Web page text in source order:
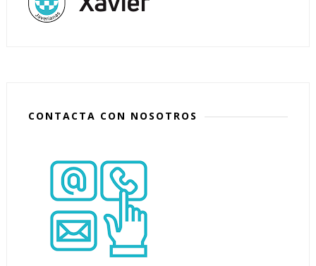
CONTACTA CON NOSOTROS